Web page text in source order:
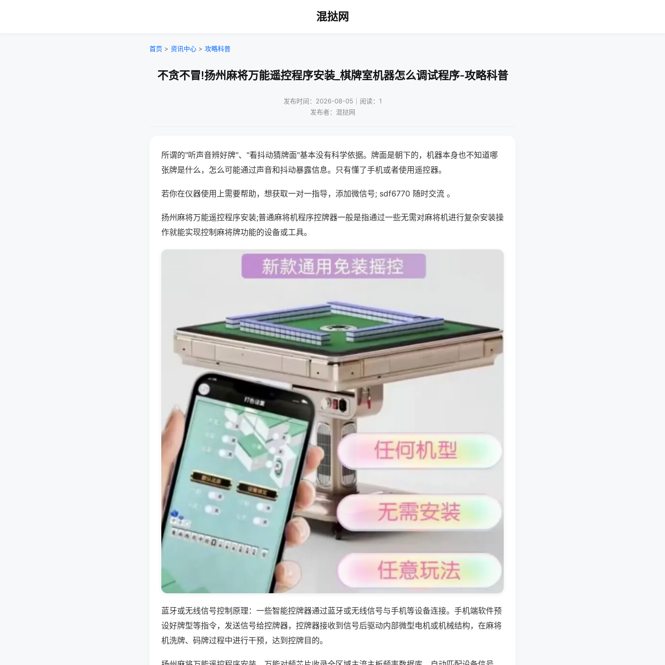
混挞网
首页 > 资讯中心 > 攻略科普
不贪不冒!扬州麻将万能遥控程序安装_棋牌室机器怎么调试程序-攻略科普
发布时间：2026-08-05｜阅读：1
发布者：混挞网
所谓的"听声音辨好牌"、"看抖动猜牌面"基本没有科学依据。牌面是朝下的，机器本身也不知道哪
张牌是什么，怎么可能通过声音和抖动暴露信息。只有懂了手机或者使用遥控器。
若你在仪器使用上需要帮助，想获取一对一指导，添加微信号; sdf6770 随时交流 。
扬州麻将万能遥控程序安装;普通麻将机程序控牌器一般是指通过一些无需对麻将机进行复杂安装操
作就能实现控制麻将牌功能的设备或工具。
蓝牙或无线信号控制原理：一些智能控牌器通过蓝牙或无线信号与手机等设备连接。手机端软件预
设好牌型等指令，发送信号给控牌器，控牌器接收到信号后驱动内部微型电机或机械结构，在麻将
机洗牌、码牌过程中进行干预，达到控牌目的。